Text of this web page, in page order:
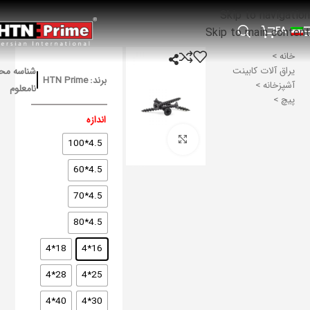
Skip to navigation
Skip to main content
FA
خانه
یراق آلات کابینت
آشپزخانه
پیچ
برای بزرگنمایی کلیک کنید
برند:HTN Prime
شناسه
نامعلوم
اندازه
4.5*100
4.5*60
4.5*70
4.5*80
16*4
18*4
25*4
28*4
30*4
40*4